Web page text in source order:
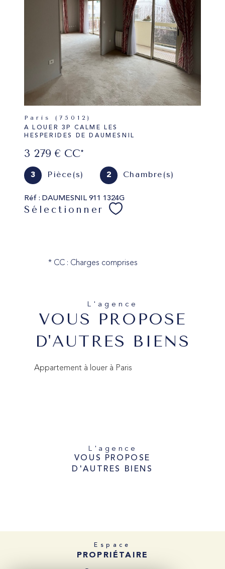
Paris (75012)
A LOUER 3P CALME LES
HESPERIDES DE DAUMESNIL
3 279 € CC*
3 Pièce(s) 2 Chambre(s)
Réf : DAUMESNIL 911 1324G
Sélectionner
* CC : Charges comprises
L'agence
VOUS PROPOSE
D'AUTRES BIENS
Appartement à louer à Paris
L'agence
VOUS PROPOSE
D'AUTRES BIENS
Espace
PROPRIÉTAIRE